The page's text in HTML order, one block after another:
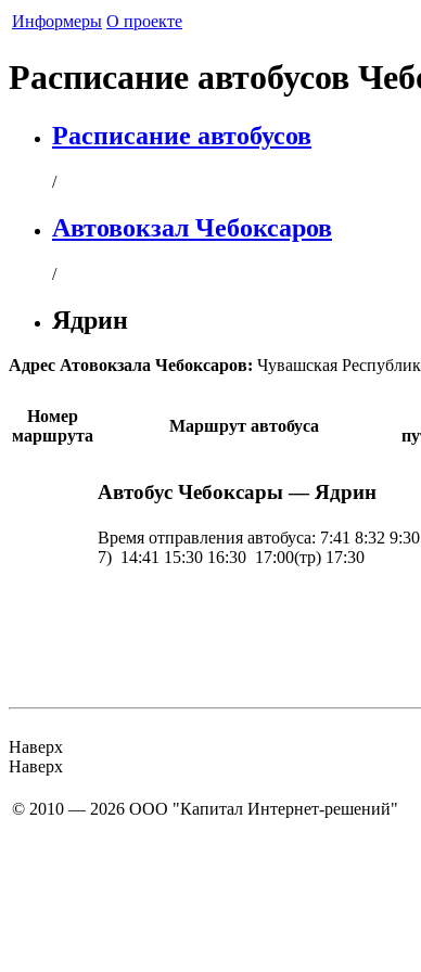
Информеры О проекте
Расписание автобусов
Расписание автобусов
/
Автовокзал Чебоксаров
/
Ядрин
Адрес Атовокзала Чебоксаров: Чувашская
Номер
маршрута
Маршрут автобуса
Автобус Чебоксары — Ядрин
Время отправления автобуса: 7:41 8:32
7) 14:41 15:30 16:30 17:00(тр) 17:30
Наверх
Наверх
© 2010 — 2026 ООО "Капитал Интернет-решений"